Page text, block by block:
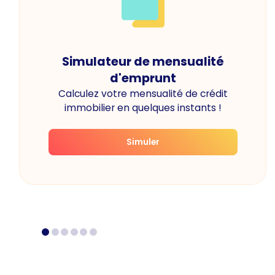
Simulateur de mensualité
d'emprunt
Calculez votre mensualité de crédit
immobilier en quelques instants !
Simuler